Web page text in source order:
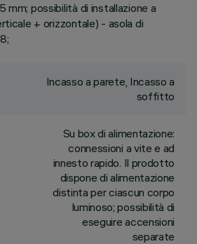
possibilità di installazione a
+ orizzontale) - asola di
Incasso a parete, Incasso a
soffitto
Su box di alimentazione:
connessioni a vite e ad
innesto rapido. Il prodotto
dispone di alimentazione
distinta per ciascun corpo
luminoso; possibilità di
eseguire accensioni
separate